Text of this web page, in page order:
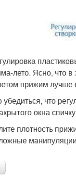
лето. Ясно, что
прижим лучше
что
окна
плотность